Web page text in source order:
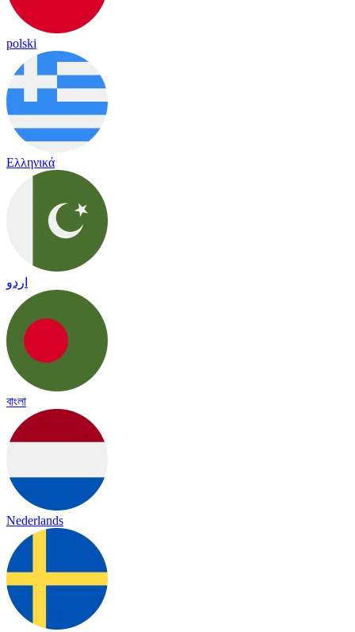
polski
Ελληνικά
اردو
বাংলা
Nederlands